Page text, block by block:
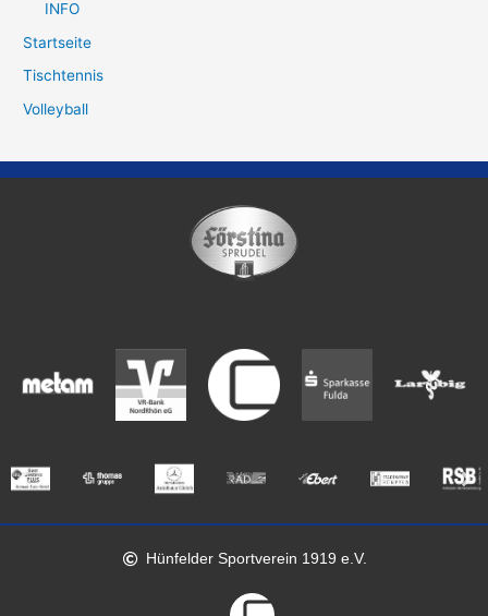
INFO
Startseite
Tischtennis
Volleyball
Hünfelder Sportverein 1919 e.V.